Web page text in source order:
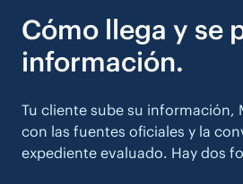
Cómo llega y se
información.
Tu cliente sube su información,
con las fuentes oficiales y la
expediente evaluado. Hay dos